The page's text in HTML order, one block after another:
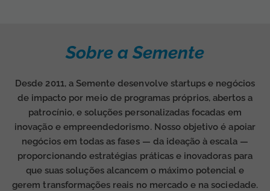
Sobre a Semente
Desde 2011, a Semente desenvolve startups e negócios
de impacto por meio de programas próprios, abertos a
patrocínio, e soluções personalizadas focadas em
inovação e empreendedorismo. Nosso objetivo é apoiar
negócios em todas as fases — da ideação à escala —
proporcionando estratégias práticas e inovadoras para
que suas soluções alcancem o máximo potencial e
gerem transformações reais no mercado e na sociedade.